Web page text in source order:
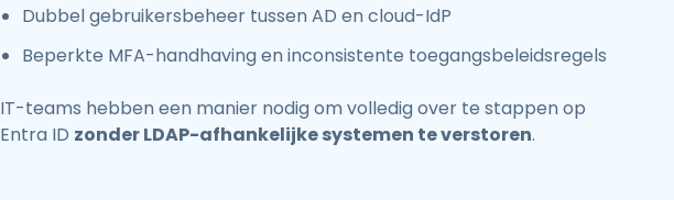
Dubbel gebruikersbeheer tussen AD en cloud-IdP
Beperkte MFA-handhaving en inconsistente toegangsbeleidsregels
IT-teams hebben een manier nodig om volledig over te stappen op
Entra ID zonder LDAP-afhankelijke systemen te verstoren.